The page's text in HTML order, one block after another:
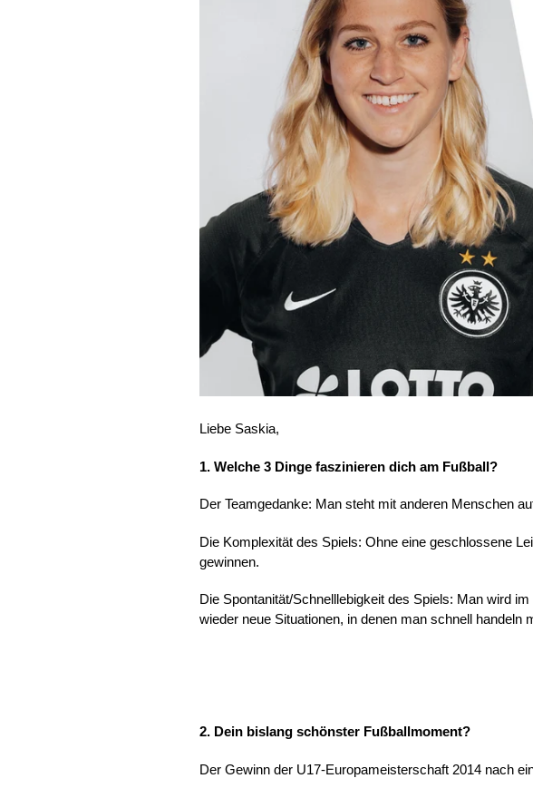
Liebe Saskia,
1. Welche 3 Dinge faszinieren dich am Fußball?
Der Teamgedanke: Man steht mit anderen Menschen
Die Komplexität des Spiels: Ohne eine geschlossene
gewinnen.
Die Spontanität/Schnelllebigkeit des Spiels: Man wird
wieder neue Situationen, in denen man schnell handeln
2. Dein bislang schönster Fußballmoment?
Der Gewinn der U17-Europameisterschaft 2014 nach